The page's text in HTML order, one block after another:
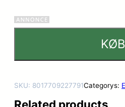
KØB
SKU: 8017709227791Categorys:
Related products